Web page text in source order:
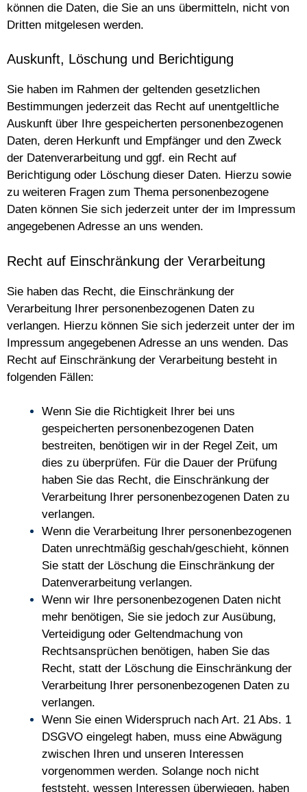
können die Daten, die Sie an uns übermitteln, nicht von
Dritten mitgelesen werden.
Auskunft, Löschung und Berichtigung
Sie haben im Rahmen der geltenden gesetzlichen
Bestimmungen jederzeit das Recht auf unentgeltliche
Auskunft über Ihre gespeicherten personenbezogenen
Daten, deren Herkunft und Empfänger und den Zweck
der Datenverarbeitung und ggf. ein Recht auf
Berichtigung oder Löschung dieser Daten. Hierzu sowie
zu weiteren Fragen zum Thema personenbezogene
Daten können Sie sich jederzeit unter der im Impressum
angegebenen Adresse an uns wenden.
Recht auf Einschränkung der Verarbeitung
Sie haben das Recht, die Einschränkung der
Verarbeitung Ihrer personenbezogenen Daten zu
verlangen. Hierzu können Sie sich jederzeit unter der im
Impressum angegebenen Adresse an uns wenden. Das
Recht auf Einschränkung der Verarbeitung besteht in
folgenden Fällen:
Wenn Sie die Richtigkeit Ihrer bei uns
gespeicherten personenbezogenen Daten
bestreiten, benötigen wir in der Regel Zeit, um
dies zu überprüfen. Für die Dauer der Prüfung
haben Sie das Recht, die Einschränkung der
Verarbeitung Ihrer personenbezogenen Daten zu
verlangen.
Wenn die Verarbeitung Ihrer personenbezogenen
Daten unrechtmäßig geschah/geschieht, können
Sie statt der Löschung die Einschränkung der
Datenverarbeitung verlangen.
Wenn wir Ihre personenbezogenen Daten nicht
mehr benötigen, Sie sie jedoch zur Ausübung,
Verteidigung oder Geltendmachung von
Rechtsansprüchen benötigen, haben Sie das
Recht, statt der Löschung die Einschränkung der
Verarbeitung Ihrer personenbezogenen Daten zu
verlangen.
Wenn Sie einen Widerspruch nach Art. 21 Abs. 1
DSGVO eingelegt haben, muss eine Abwägung
zwischen Ihren und unseren Interessen
vorgenommen werden. Solange noch nicht
feststeht, wessen Interessen überwiegen, haben